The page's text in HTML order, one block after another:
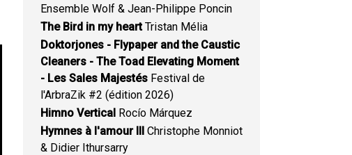
Ensemble Wolf & Jean-Philippe Poncin
The Bird in my heartTristan Mélia
Doktorjones - Flypaper and the Caustic
Cleaners - The Toad Elevating Moment
- Les Sales Majestés Festival de
l'ArbraZik #2 (édition 2026)
Himno Vertical Rocío Márquez
Hymnes à l'amour III Christophe Monniot
& Didier Ithursarry